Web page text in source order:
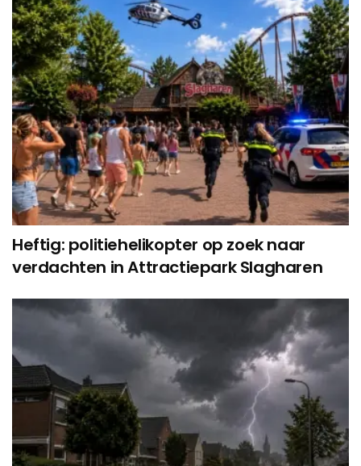
Heftig: politiehelikopter op zoek naar
verdachten in Attractiepark Slagharen